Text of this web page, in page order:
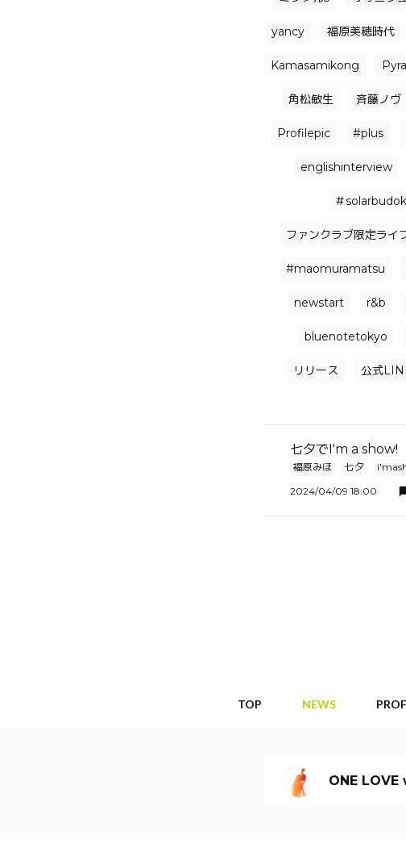
yancy 福原美穂時代
Kamasamikong
角松敏生 ⻫藤ノヴ
Profilepic #plus
englishinterview
＃
ファンクラブ限定ライ
#maomuramatsu
newstart r&b
bluenotetokyo
リリース 公式
七夕でI'm a show!
福原みほ 七夕
2024/04/09 18:00
TOP NEWS
ONE